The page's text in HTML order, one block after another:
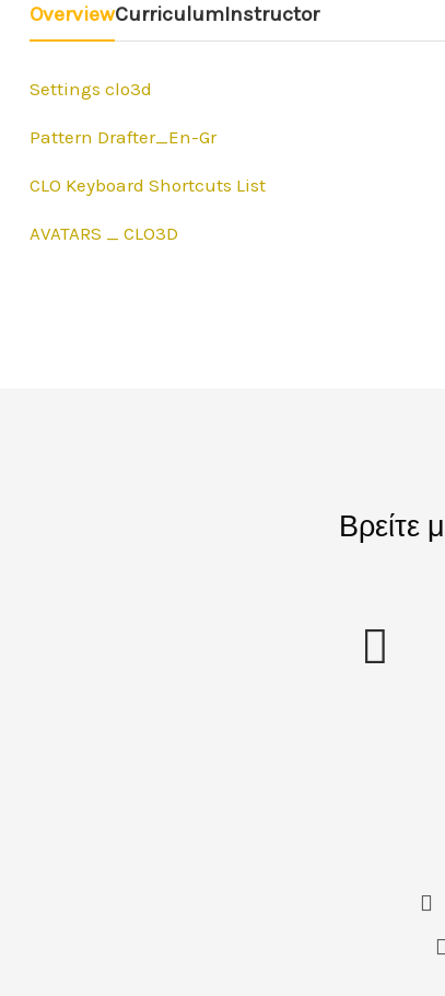
OverviewCurriculumInstructor
Settings clo3d
Pattern Drafter_En-Gr
CLO Keyboard Shortcuts List
AVATARS _ CLO3D
Βρείτε